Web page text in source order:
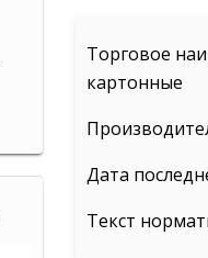
Торговое
картонные
Дата
Текст